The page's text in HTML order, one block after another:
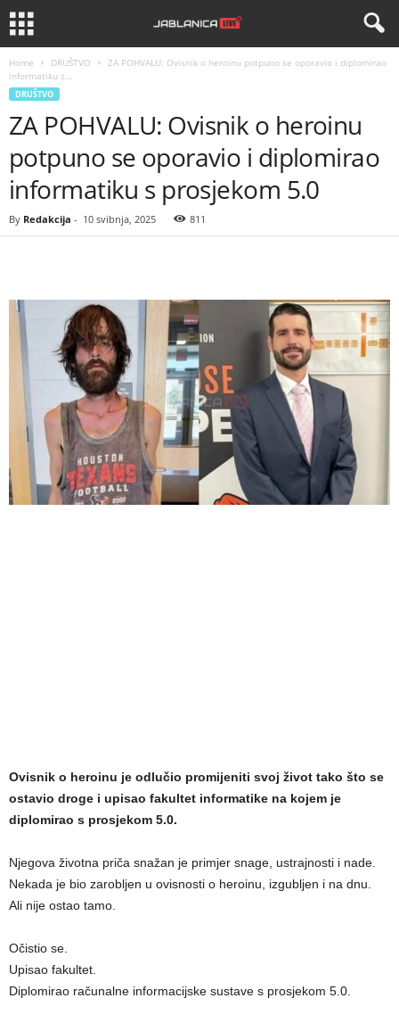
Home DRUŠTVO
ZA POHVALU: Ovisnik o heroinu potpuno se oporavio i diplomirao
informatiku s...
DRUŠTVO
ZA POHVALU: Ovisnik o heroinu
potpuno se oporavio i diplomirao
informatiku s prosjekom 5.0
By Redakcija - 10 svibnja, 2025 811
Ovisnik o heroinu je odlučio promijeniti svoj život tako što se
ostavio droge i upisao fakultet informatike na kojem je
diplomirao s prosjekom 5.0.
Njegova životna priča snažan je primjer snage, ustrajnosti i nade.
Nekada je bio zarobljen u ovisnosti o heroinu, izgubljen i na dnu.
Ali nije ostao tamo.
Očistio se.
Upisao fakultet.
Diplomirao računalne informacijske sustave s prosjekom 5.0.